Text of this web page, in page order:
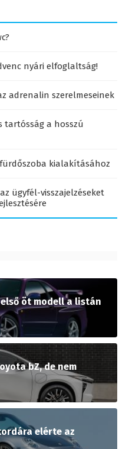
nyári elfoglaltság!
adrenalin szerelmeseinek
tartósság a hosszú
kialakításához
ügyfél-visszajelzéseket
öt modell a listán
bZ, de nem
elérte az